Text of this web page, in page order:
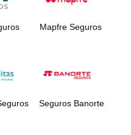
Mapfre Seguros
Seguros Banorte